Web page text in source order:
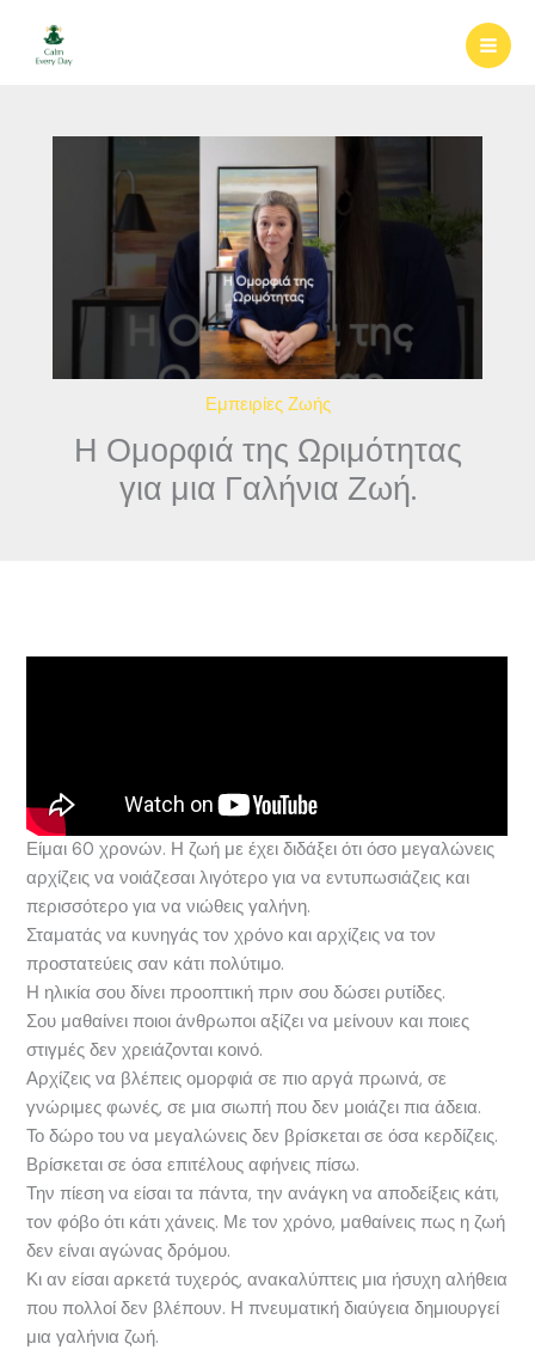
περιεχόμενο
Εμπειρίες Ζωής
Η Ομορφιά της Ωριμότητας
για μια Γαλήνια Ζωή.
Είμαι 60 χρονών. Η ζωή με έχει διδάξει ότι όσο μεγαλώνεις
αρχίζεις να νοιάζεσαι λιγότερο για να εντυπωσιάζεις και
περισσότερο για να νιώθεις γαλήνη.
Σταματάς να κυνηγάς τον χρόνο και αρχίζεις να τον
προστατεύεις σαν κάτι πολύτιμο.
Η ηλικία σου δίνει προοπτική πριν σου δώσει ρυτίδες.
Σου μαθαίνει ποιοι άνθρωποι αξίζει να μείνουν και ποιες
στιγμές δεν χρειάζονται κοινό.
Αρχίζεις να βλέπεις ομορφιά σε πιο αργά πρωινά, σε
γνώριμες φωνές, σε μια σιωπή που δεν μοιάζει πια άδεια.
Το δώρο του να μεγαλώνεις δεν βρίσκεται σε όσα κερδίζεις.
Βρίσκεται σε όσα επιτέλους αφήνεις πίσω.
Την πίεση να είσαι τα πάντα, την ανάγκη να αποδείξεις κάτι,
τον φόβο ότι κάτι χάνεις. Με τον χρόνο, μαθαίνεις πως η ζωή
δεν είναι αγώνας δρόμου.
Κι αν είσαι αρκετά τυχερός, ανακαλύπτεις μια ήσυχη αλήθεια
που πολλοί δεν βλέπουν. Η πνευματική διαύγεια δημιουργεί
μια γαλήνια ζωή.